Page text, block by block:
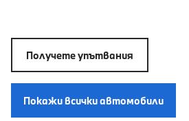
Получете упътвания
Покажи всички автомобили